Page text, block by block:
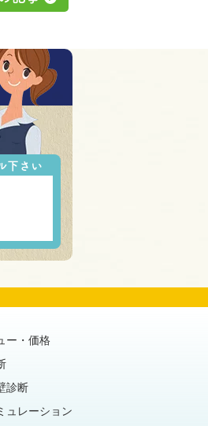
下さい
ー・価格
診断
ュレーション